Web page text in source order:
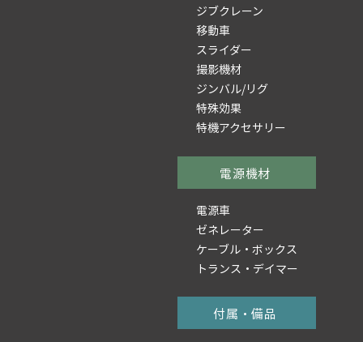
ジブクレーン
移動車
スライダー
撮影機材
ジンバル/リグ
特殊効果
特機アクセサリー
電源機材
電源車
ゼネレーター
ケーブル・ボックス
トランス・デイマー
付属・備品